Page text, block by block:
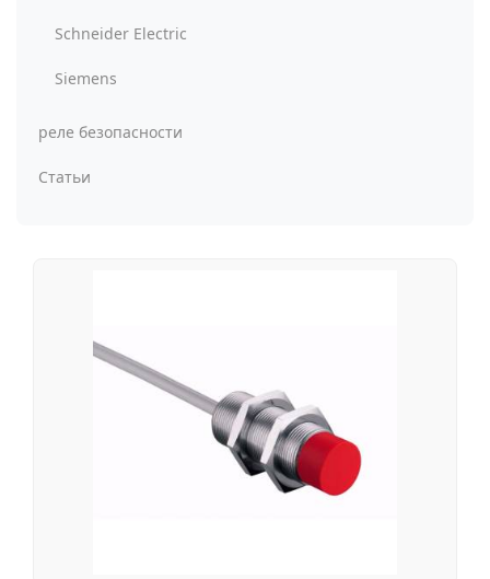
Schneider Electric
Siemens
реле безопасности
Статьи